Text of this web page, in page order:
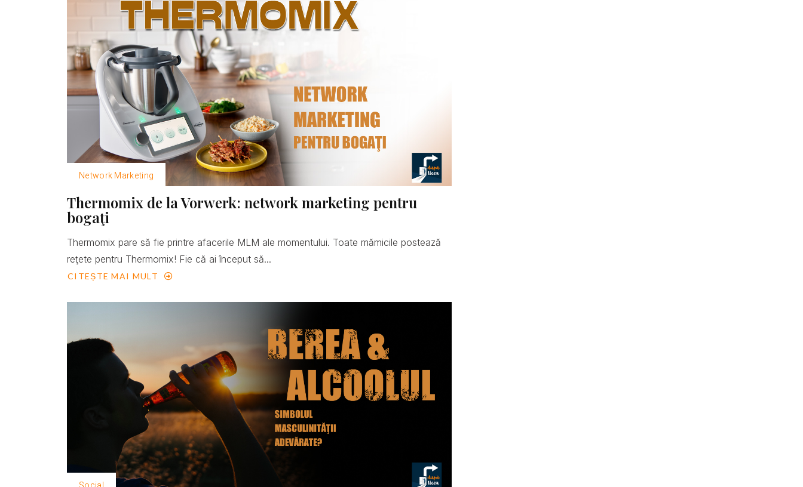
Network Marketing
Thermomix de la Vorwerk: network marketing pentru
bogaţi
Thermomix pare să fie printre afacerile MLM ale momentului. Toate mămicile postează
reţete pentru Thermomix! Fie că ai început să...
CITEȘTE MAI MULT